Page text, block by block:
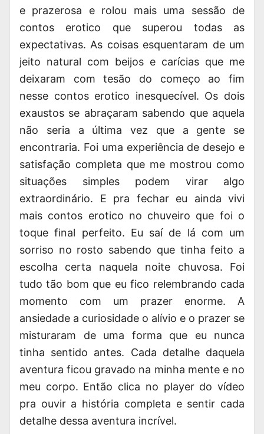
e prazerosa e rolou mais uma sessão de
contos erotico que superou todas as
expectativas. As coisas esquentaram de um
jeito natural com beijos e carícias que me
deixaram com tesão do começo ao fim
nesse contos erotico inesquecível. Os dois
exaustos se abraçaram sabendo que aquela
não seria a última vez que a gente se
encontraria. Foi uma experiência de desejo e
satisfação completa que me mostrou como
situações simples podem virar algo
extraordinário. E pra fechar eu ainda vivi
mais contos erotico no chuveiro que foi o
toque final perfeito. Eu saí de lá com um
sorriso no rosto sabendo que tinha feito a
escolha certa naquela noite chuvosa. Foi
tudo tão bom que eu fico relembrando cada
momento com um prazer enorme. A
ansiedade a curiosidade o alívio e o prazer se
misturaram de uma forma que eu nunca
tinha sentido antes. Cada detalhe daquela
aventura ficou gravado na minha mente e no
meu corpo. Então clica no player do vídeo
pra ouvir a história completa e sentir cada
detalhe dessa aventura incrível.